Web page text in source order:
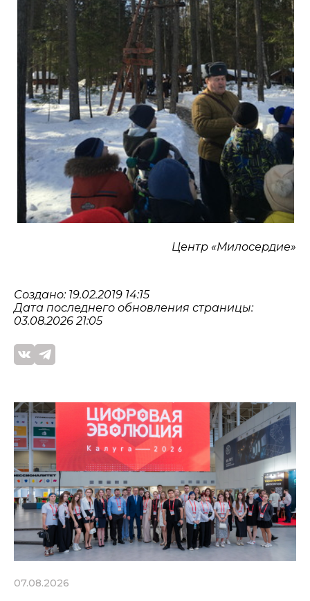
Центр «Милосердие»
Создано: 19.02.2019 14:15
Дата последнего обновления страницы:
03.08.2026 21:05
07.08.2026